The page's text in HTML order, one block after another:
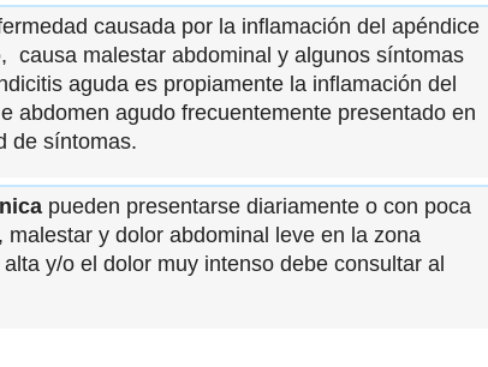
causada por la inflamación del apéndice
causa malestar abdominal y algunos síntomas
aguda es propiamente la inflamación del
abdomen agudo frecuentemente presentado en
de síntomas.
pueden presentarse diariamente o con poca
y dolor abdominal leve en la zona
y/o el dolor muy intenso debe consultar al